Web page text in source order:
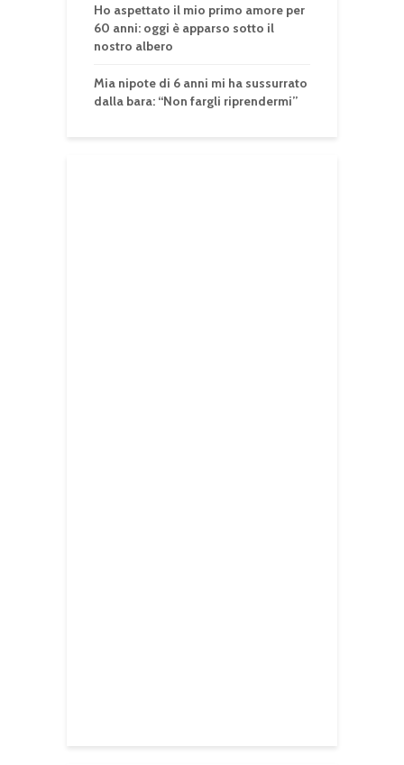
Ho aspettato il mio primo amore per
60 anni: oggi è apparso sotto il
nostro albero
Mia nipote di 6 anni mi ha sussurrato
dalla bara: “Non fargli riprendermi”